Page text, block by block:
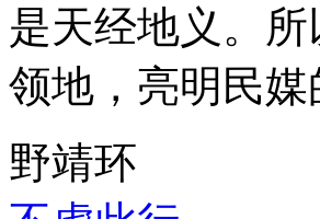
是天经地义。
领地，亮明民
野靖环